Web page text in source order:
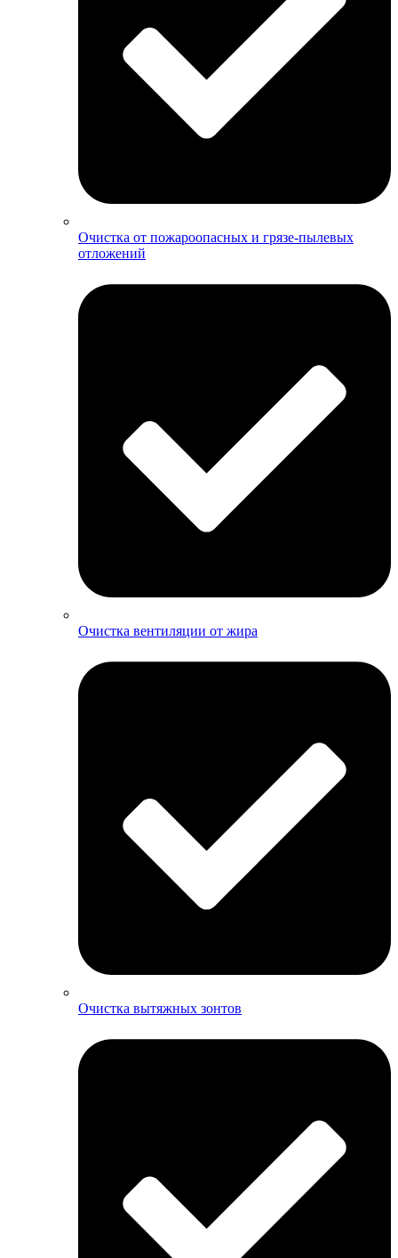
Очистка от пожароопасных и грязе-пылевых
отложений
Очистка вентиляции от жира
Очистка вытяжных зонтов